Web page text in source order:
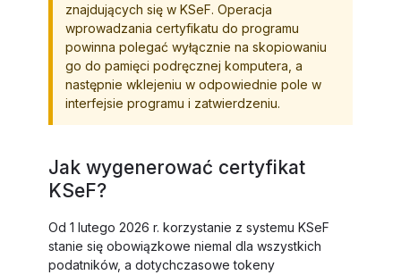
znajdujących się w KSeF. Operacja
wprowadzania certyfikatu do programu
powinna polegać wyłącznie na skopiowaniu
go do pamięci podręcznej komputera, a
następnie wklejeniu w odpowiednie pole w
interfejsie programu i zatwierdzeniu.
Jak wygenerować certyfikat
KSeF?
Od 1 lutego 2026 r. korzystanie z systemu KSeF
stanie się obowiązkowe niemal dla wszystkich
podatników, a dotychczasowe tokeny